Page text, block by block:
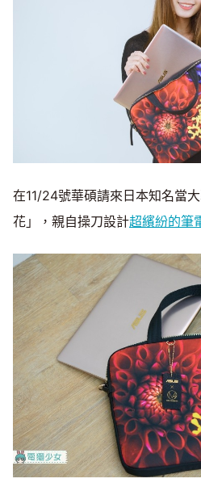
在11/24號華碩請來日本知名當
花」，親自操刀設計超繽紛的筆